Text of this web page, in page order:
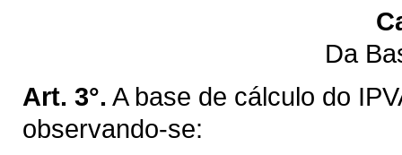
Da
Art. 3°. A base de cálculo do
observando-se: